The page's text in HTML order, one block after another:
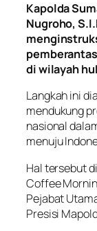
Kapolda
Nugroho,
di wilayah
Langkah ini
mendukung
nasional
menuju
Hal tersebut
Coffee
Pejabat
Presisi